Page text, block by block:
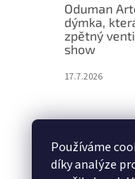
Používáme
díky analýze
Oduman
dýmka,
zpětný
show
17.7.2026